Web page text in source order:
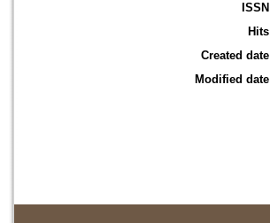
ISSN
Hits
Created date
Modified date